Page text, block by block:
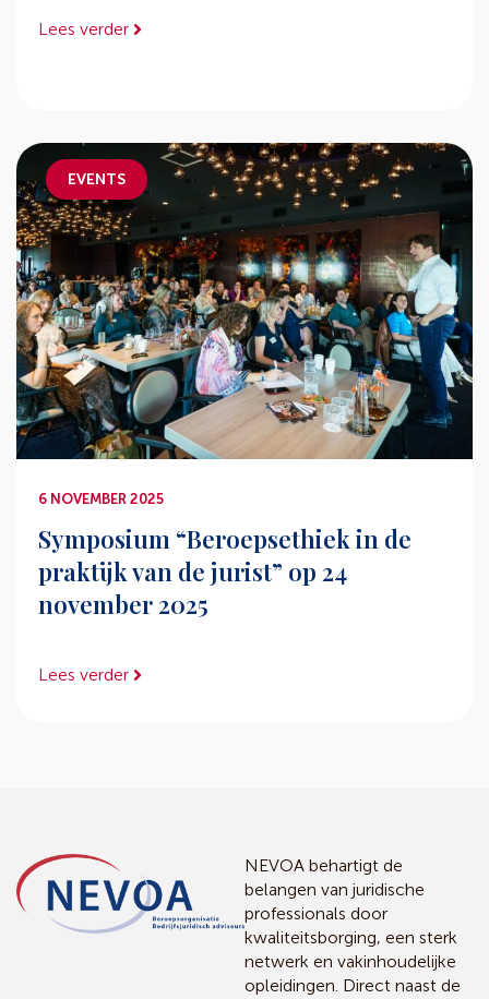
Lees verder
EVENTS
6 NOVEMBER 2025
Symposium “Beroepsethiek in de
praktijk van de jurist” op 24
november 2025
Lees verder
NEVOA behartigt de
belangen van juridische
professionals door
kwaliteitsborging, een sterk
netwerk en vakinhoudelijke
opleidingen. Direct naast de